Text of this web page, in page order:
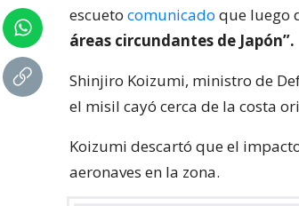
escueto comunicado que luego
áreas circundantes de Japón”.
Shinjiro Koizumi, ministro de
el misil cayó cerca de la costa
Koizumi descartó que el
aeronaves en la zona.